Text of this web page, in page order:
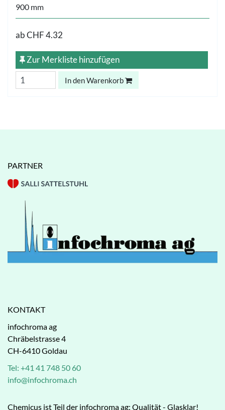
900 mm
abCHF 4.32
Zur Merkliste hinzufügen
In den Warenkorb
PARTNER
KONTAKT
infochroma ag
Chräbelstrasse 4
CH-6410 Goldau
Tel: +41 41 748 50 60
info@infochroma.ch
Chemicus ist Teil der infochroma ag: Qualität - Glasklar!